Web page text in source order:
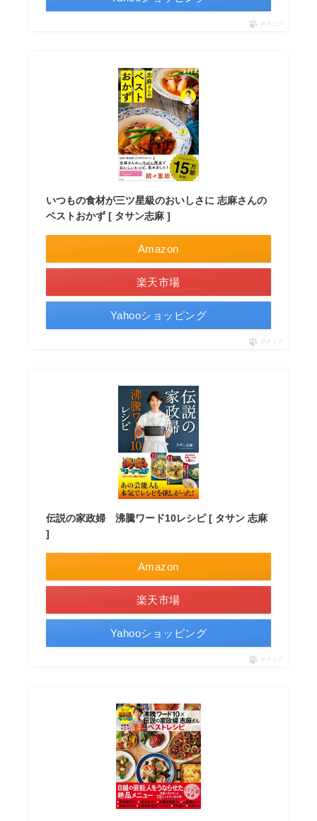
ポチップ
いつもの食材が三ツ星級のおいしさに 志麻さんの
ベストおかず [ タサン志麻 ]
Amazon
楽天市場
Yahooショッピング
ポチップ
伝説の家政婦 沸騰ワード10レシピ [ タサン 志麻
]
Amazon
楽天市場
Yahooショッピング
ポチップ